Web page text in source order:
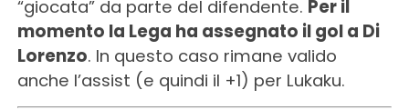
“giocata” da parte del difendente. Per il
momento la Lega ha assegnato il gol a Di
Lorenzo. In questo caso rimane valido
anche l’assist (e quindi il +1) per Lukaku.